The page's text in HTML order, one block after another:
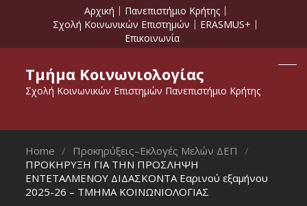
Αρχική
Πανεπιστήμιο Κρήτης
Σχολή Κοινωνικών Επιστημών
ERASMUS+
Επικοινωνία
Τμήμα Κοινωνιολογίας
Σχολή Κοινωνικών Επιστημών Πανεπιστήμιο Κρήτης
Home
Προκηρύξεις–Εκλογές Μελών ΔΕΠ
ΠΡΟΚΗΡΥΞΗ ΓΙΑ ΤΗΝ ΠΡΟΣΛΗΨΗ
ΕΝΤΕΤΑΛΜΕΝΟΥ ΔΙΔΑΣΚΟΝΤΑ Εαρινού εξαμήνου
2025-26 – ΤΜΗΜΑ ΚΟΙΝΩΝΙΟΛΟΓΙΑΣ